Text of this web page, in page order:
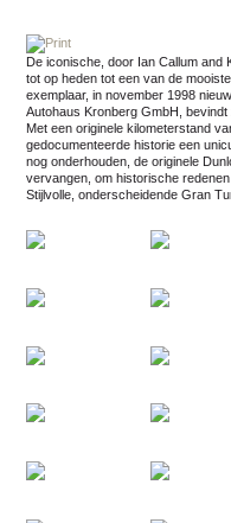
De iconische, door Ian Callum and
tot op heden tot een van de
exemplaar, in november 1998
Autohaus Kronberg GmbH, bevindt
Met een originele kilometerstand
gedocumenteerde historie een
nog onderhouden, de originele
vervangen, om historische
Stijlvolle, onderscheidende Gran